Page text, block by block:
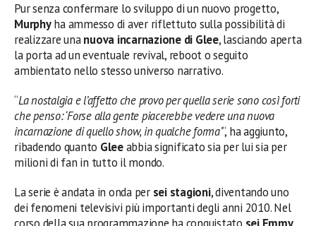
Pur senza confermare lo sviluppo di un nuovo progetto,
Murphyha ammesso di aver riflettuto sulla possibilità di
realizzare unanuova incarnazione di Glee, lasciando aperta
la porta ad un eventuale revival, reboot o seguito
ambientato nello stesso universo narrativo.
“La nostalgia e l’affetto che provo per quella serie sono così forti
che penso: ‘Forse alla gente piacerebbe vedere una nuova
incarnazione di quello show, in qualche forma’“, ha aggiunto,
ribadendo quanto Gleeabbia significato sia per lui sia per
milioni di fan in tutto il mondo.
La serie è andata in onda per sei stagioni, diventando uno
dei fenomeni televisivi più importanti degli anni 2010. Nel